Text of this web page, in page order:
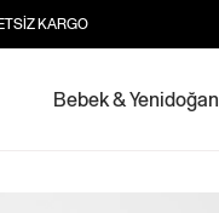
KARGO
Bebek & Yenidoğan